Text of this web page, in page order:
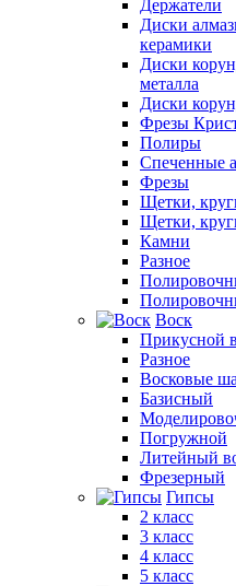
Держатели
Диски
керамики
Диски
металла
Диски
Фрезы
Полиры
Спеченные
Фрезы
Щетки,
Щетки,
Камни
Разное
Воск
Прикусной
Разное
Восковые
Базисный
Погружной
Литейный
Фрезерный
Гипсы
2 класс
3 класс
4 класс
5 класс